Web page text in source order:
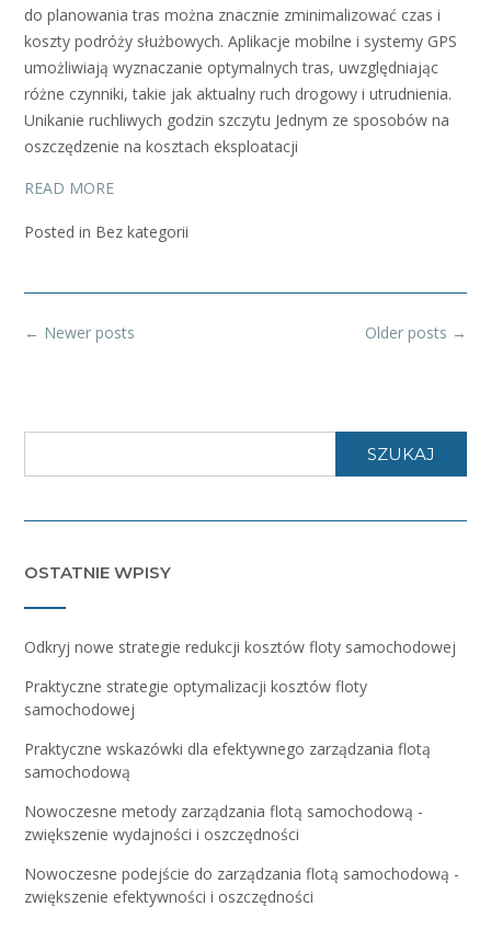
do planowania tras można znacznie zminimalizować czas i
koszty podróży służbowych. Aplikacje mobilne i systemy GPS
umożliwiają wyznaczanie optymalnych tras, uwzględniając
różne czynniki, takie jak aktualny ruch drogowy i utrudnienia.
Unikanie ruchliwych godzin szczytu Jednym ze sposobów na
oszczędzenie na kosztach eksploatacji
READ MORE
Posted in Bez kategorii
Posts
Older posts →
← Newer posts
SZUKAJ
OSTATNIE WPISY
Odkryj nowe strategie redukcji kosztów floty samochodowej
Praktyczne strategie optymalizacji kosztów floty
samochodowej
Praktyczne wskazówki dla efektywnego zarządzania flotą
samochodową
Nowoczesne metody zarządzania flotą samochodową -
zwiększenie wydajności i oszczędności
Nowoczesne podejście do zarządzania flotą samochodową -
zwiększenie efektywności i oszczędności